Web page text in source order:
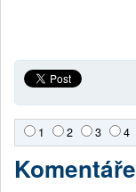
1 2 3 4
Komentáře